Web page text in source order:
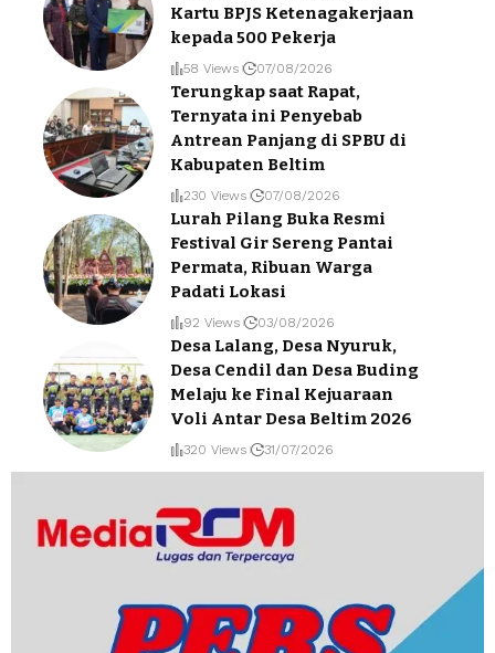
Kartu BPJS Ketenagakerjaan
kepada 500 Pekerja
58 Views 07/08/2026
Terungkap saat Rapat,
Ternyata ini Penyebab
Antrean Panjang di SPBU di
Kabupaten Beltim
230 Views 07/08/2026
Lurah Pilang Buka Resmi
Festival Gir Sereng Pantai
Permata, Ribuan Warga
Padati Lokasi
92 Views 03/08/2026
Desa Lalang, Desa Nyuruk,
Desa Cendil dan Desa Buding
Melaju ke Final Kejuaraan
Voli Antar Desa Beltim 2026
320 Views 31/07/2026